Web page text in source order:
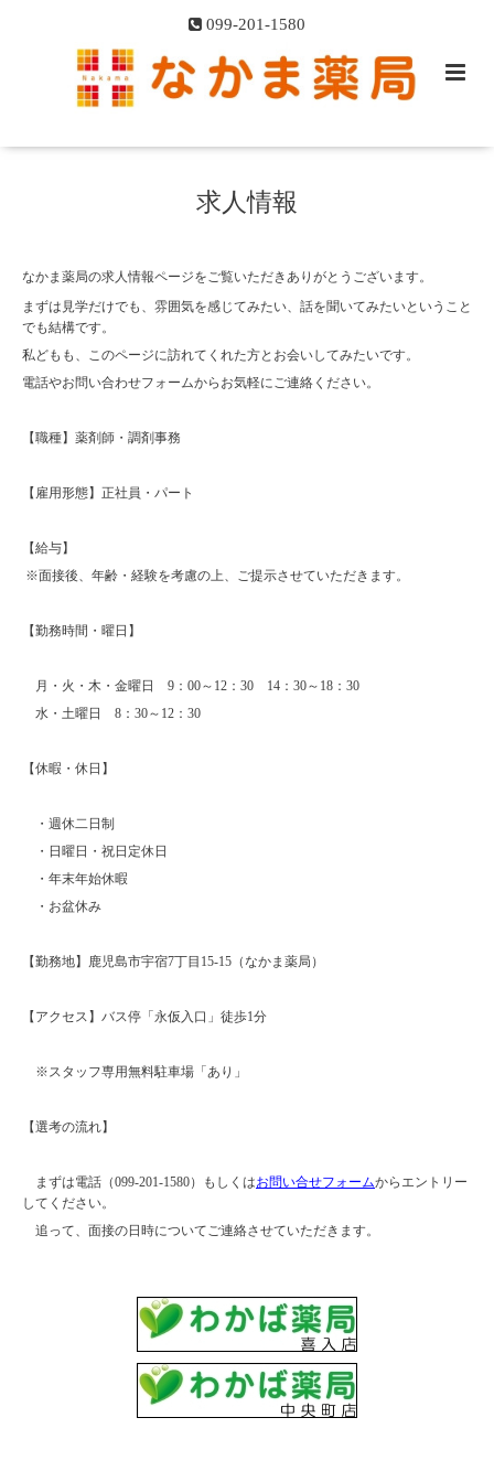
099-201-1580
求人情報
なかま薬局の求人情報ページをご覧いただきありがとうございます。
まずは見学だけでも、雰囲気を感じてみたい、話を聞いてみたいということ
でも結構です。
私どもも、このページに訪れてくれた方とお会いしてみたいです。
電話やお問い合わせフォームからお気軽にご連絡ください。
【職種】薬剤師・調剤事務
【雇用形態】正社員・パート
【給与】
※面接後、年齢・経験を考慮の上、ご提示させていただきます。
【勤務時間・曜日】
月・火・木・金曜日 9：00～12：30 14：30～18：30
水・土曜日 8：30～12：30
【休暇・休日】
・週休二日制
・日曜日・祝日定休日
・年末年始休暇
・お盆休み
【勤務地】鹿児島市宇宿7丁目15-15（なかま薬局）
【アクセス】バス停「永仮入口」徒歩1分
※スタッフ専用無料駐車場「あり」
【選考の流れ】
まずは電話（099-201-1580）もしくはお問い合せフォームからエントリー
してください。
追って、面接の日時についてご連絡させていただきます。